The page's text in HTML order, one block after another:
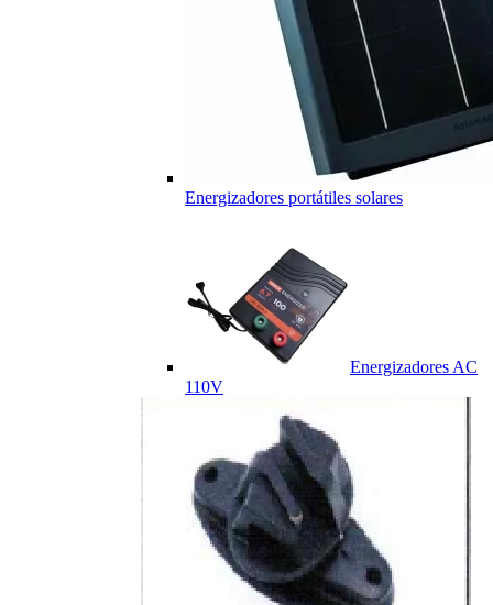
Energizadores portátiles solares
Energizadores AC
110V